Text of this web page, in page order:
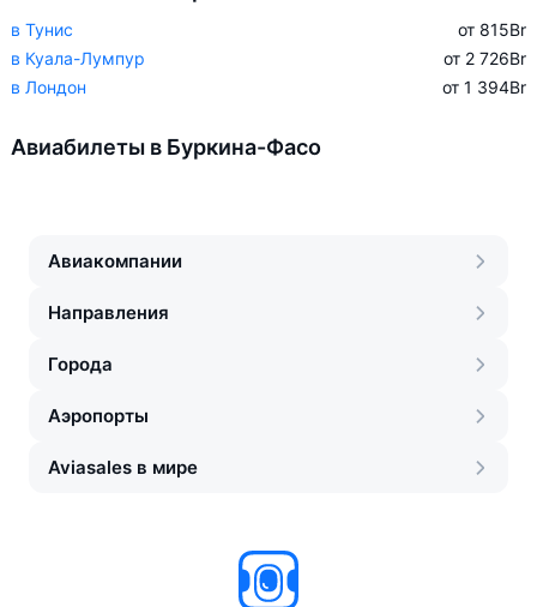
в Тунис от 815Br
в Куала-Лумпур
от 2 726Br
в Лондон
от 1 394Br
Авиабилеты в Буркина-Фасо
Авиакомпании
Направления
Города
Аэропорты
Aviasales в мире